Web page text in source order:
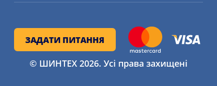
ЗАДАТИ ПИТАННЯ
© ШИНТЕХ 2026. Усі права захищені